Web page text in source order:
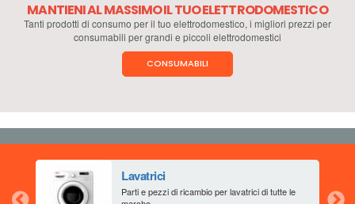
MANTIENI AL MASSIMO IL TUO ELETTRODOMESTICO
Tanti prodotti di consumo per il tuo elettrodomestico, i migliori prezzi per
consumabili per grandi e piccoli elettrodomestici
CONSUMABILI
Lavatrici
Parti e pezzi di ricambio per lavatrici di tutte le